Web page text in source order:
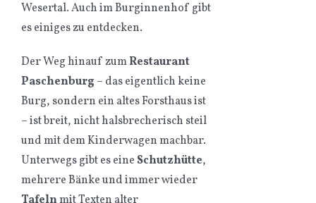
Wesertal. Auch im Burginnenhof gibt
es einiges zu entdecken.
Der Weg hinauf zumRestaurant
Paschenburg – das eigentlich keine
Burg, sondern ein altes Forsthaus ist
– ist breit, nicht halsbrecherisch steil
und mit dem Kinderwagen machbar.
Unterwegs gibt es eine Schutzhütte,
mehrere Bänke und immer wieder